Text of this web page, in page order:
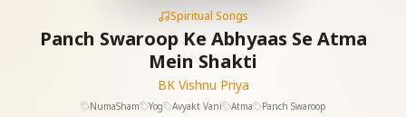
Spiritual Songs
Panch Swaroop Ke Abhyaas Se Atma
Mein Shakti
BK Vishnu Priya
NumaSham Yog Avyakt Vani Atma
Panch Swaroop